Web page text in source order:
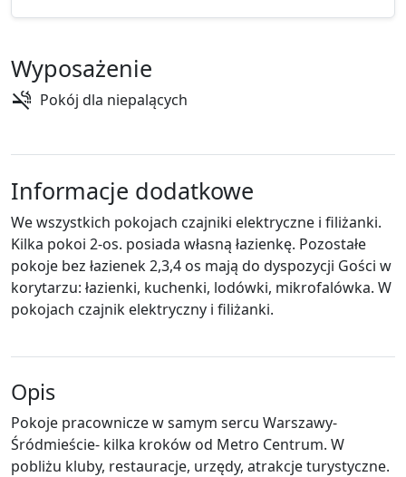
Wyposażenie
Pokój dla niepalących
Informacje dodatkowe
We wszystkich pokojach czajniki elektryczne i filiżanki.
Kilka pokoi 2-os. posiada własną łazienkę. Pozostałe
pokoje bez łazienek 2,3,4 os mają do dyspozycji Gości w
korytarzu: łazienki, kuchenki, lodówki, mikrofalówka. W
pokojach czajnik elektryczny i filiżanki.
Opis
Pokoje pracownicze w samym sercu Warszawy-
Śródmieście- kilka kroków od Metro Centrum. W
pobliżu kluby, restauracje, urzędy, atrakcje turystyczne.